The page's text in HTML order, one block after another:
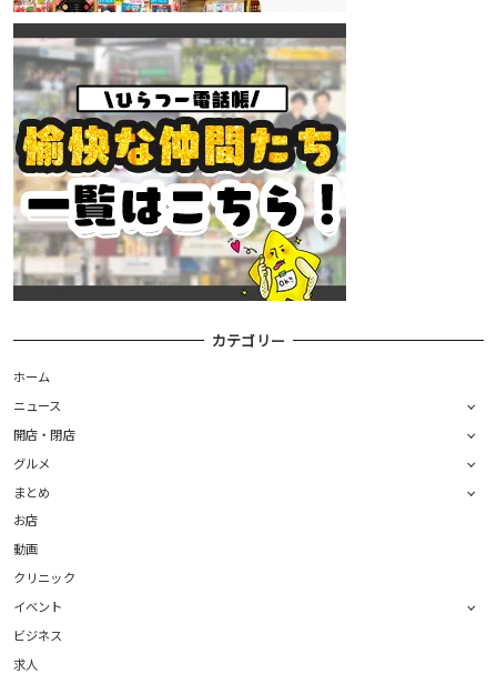
カテゴリー
ホーム
ニュース
開店・閉店
グルメ
まとめ
お店
動画
クリニック
イベント
ビジネス
求人